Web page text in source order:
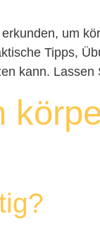
um
Tipps,
kann. Lassen